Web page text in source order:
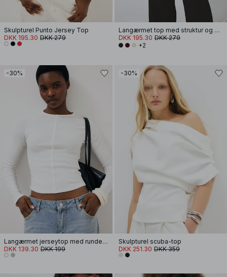
Skulpturel Punto Jersey Top
DKK 195.30 DKK 279
Langærmet top med struktur og drapering
DKK 195.30 DKK 279
+2
-30%
Langærmet jerseytop med rundet kant
DKK 139.30 DKK 199
-30%
Skulpturel scuba-top
DKK 251.30 DKK 359